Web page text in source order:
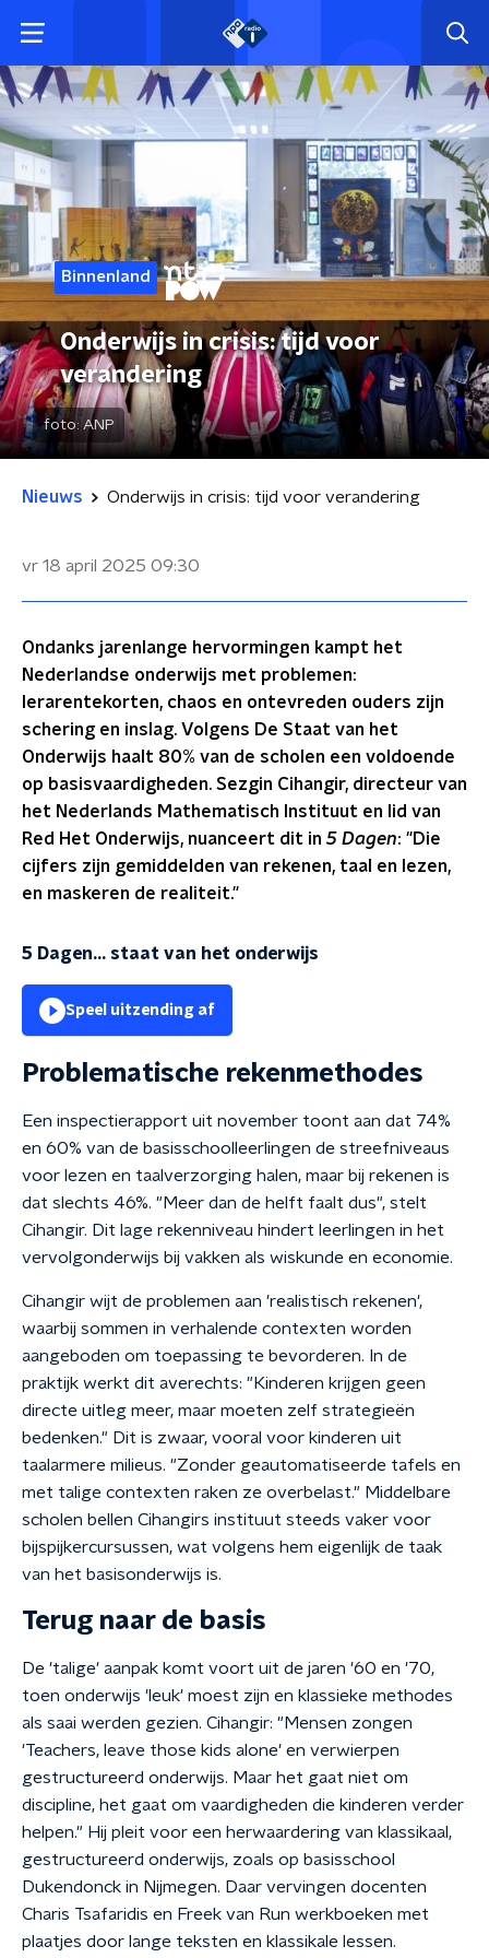
Binnenland
Onderwijs in crisis: tijd voor
verandering
foto:ANP
Nieuws Onderwijs in crisis: tijd voor verandering
vr 18 april 2025 09:30
Ondanks jarenlange hervormingen kampt het
Nederlandse onderwijs met problemen:
lerarentekorten, chaos en ontevreden ouders zijn
schering en inslag. Volgens De Staat van het
Onderwijs haalt 80% van de scholen een voldoende
op basisvaardigheden. Sezgin Cihangir, directeur van
het Nederlands Mathematisch Instituut en lid van
Red Het Onderwijs, nuanceert dit in 5 Dagen: "Die
cijfers zijn gemiddelden van rekenen, taal en lezen,
en maskeren de realiteit."
5 Dagen... staat van het onderwijs
Speel uitzending af
Problematische rekenmethodes
Een inspectierapport uit november toont aan dat 74%
en 60% van de basisschoolleerlingen de streefniveaus
voor lezen en taalverzorging halen, maar bij rekenen is
dat slechts 46%. "Meer dan de helft faalt dus", stelt
Cihangir. Dit lage rekenniveau hindert leerlingen in het
vervolgonderwijs bij vakken als wiskunde en economie.
Cihangir wijt de problemen aan 'realistisch rekenen',
waarbij sommen in verhalende contexten worden
aangeboden om toepassing te bevorderen. In de
praktijk werkt dit averechts: "Kinderen krijgen geen
directe uitleg meer, maar moeten zelf strategieën
bedenken." Dit is zwaar, vooral voor kinderen uit
taalarmere milieus. "Zonder geautomatiseerde tafels en
met talige contexten raken ze overbelast." Middelbare
scholen bellen Cihangirs instituut steeds vaker voor
bijspijkercursussen, wat volgens hem eigenlijk de taak
van het basisonderwijs is.
Terug naar de basis
De 'talige' aanpak komt voort uit de jaren '60 en '70,
toen onderwijs 'leuk' moest zijn en klassieke methodes
als saai werden gezien. Cihangir: "Mensen zongen
'Teachers, leave those kids alone' en verwierpen
gestructureerd onderwijs. Maar het gaat niet om
discipline, het gaat om vaardigheden die kinderen verder
helpen." Hij pleit voor een herwaardering van klassikaal,
gestructureerd onderwijs, zoals op basisschool
Dukendonck in Nijmegen. Daar vervingen docenten
Charis Tsafaridis en Freek van Run werkboeken met
plaatjes door lange teksten en klassikale lessen.